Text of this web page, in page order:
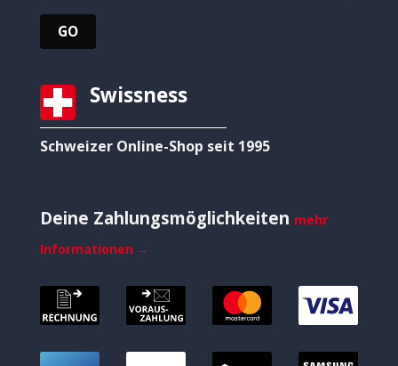
Swissness
Schweizer Online-Shop seit 1995
Deine Zahlungsmöglichkeiten mehr
Informationen →